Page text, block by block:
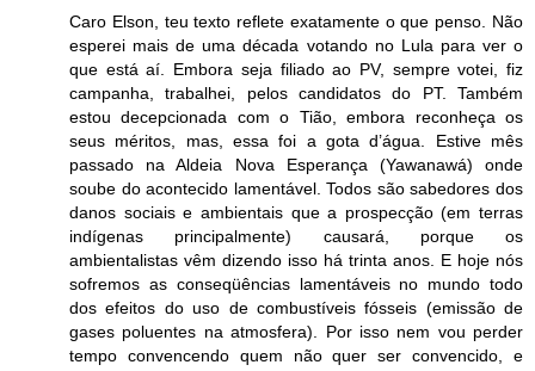
Caro Elson, teu texto reflete exatamente o que penso. Não
esperei mais de uma década votando no Lula para ver o
que está aí. Embora seja filiado ao PV, sempre votei, fiz
campanha, trabalhei, pelos candidatos do PT. Também
estou decepcionada com o Tião, embora reconheça os
seus méritos, mas, essa foi a gota d’água. Estive mês
passado na Aldeia Nova Esperança (Yawanawá) onde
soube do acontecido lamentável. Todos são sabedores dos
danos sociais e ambientais que a prospecção (em terras
indígenas principalmente) causará, porque os
ambientalistas vêm dizendo isso há trinta anos. E hoje nós
sofremos as conseqüências lamentáveis no mundo todo
dos efeitos do uso de combustíveis fósseis (emissão de
gases poluentes na atmosfera). Por isso nem vou perder
tempo convencendo quem não quer ser convencido, e